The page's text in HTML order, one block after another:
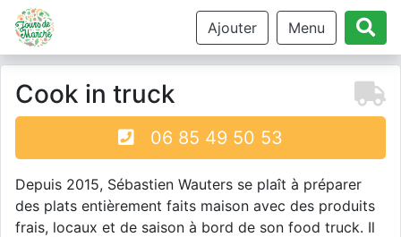
Ajouter Menu
Cook in truck
06 85 49 50 53
Depuis 2015, Sébastien Wauters se plaît à préparer
des plats entièrement faits maison avec des produits
frais, locaux et de saison à bord de son food truck. Il